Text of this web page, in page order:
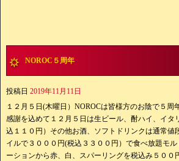
NOROC５周年
投稿日 2019年11月11日
１２月５日(木曜日）NOROCは皆様方のお陰で５周
感謝を込めて１２月５日は生ビール、酎ハイ、イタ
込１１０円）その他お酒、ソフトドリンクは通常値
イルで３０００円(税込３３００円）で食べ放題モ
ーションから赤、白、スパーリングを税込み５００